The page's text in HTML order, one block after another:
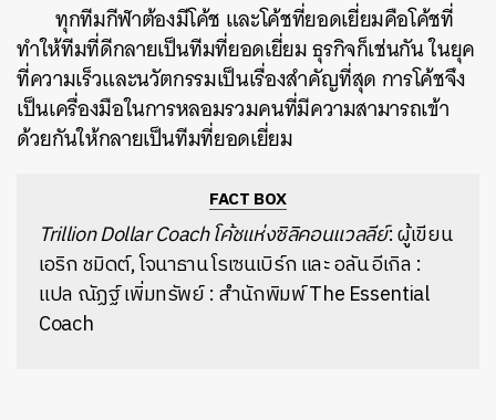
ทุกทีมกีฬาต้องมีโค้ช และโค้ชที่ยอดเยี่ยมคือโค้ชที่
ทำให้ทีมที่ดีกลายเป็นทีมที่ยอดเยี่ยม ธุรกิจก็เช่นกัน ในยุค
ที่ความเร็วและนวัตกรรมเป็นเรื่องสำคัญที่สุด การโค้ชจึง
เป็นเครื่องมือในการหลอมรวมคนที่มีความสามารถเข้า
ด้วยกันให้กลายเป็นทีมที่ยอดเยี่ยม
FACT BOX
Trillion Dollar Coach โค้ชแห่งซิลิคอนแวลลีย์: ผู้เขียน
เอริก ชมิดต์, โจนาธาน โรเซนเบิร์ก และ อลัน อีเกิล :
แปล ณัฏฐ์ เพิ่มทรัพย์ : สำนักพิมพ์ The Essential
Coach